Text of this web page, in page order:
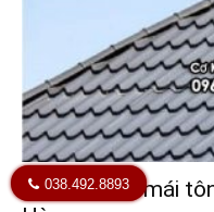
Báo giá làm mái
038.492.8893